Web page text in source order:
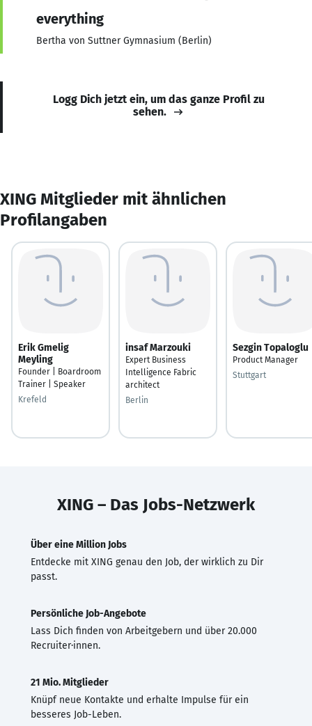
everything
Bertha von Suttner Gymnasium (Berlin)
Logg Dich jetzt ein, um das ganze Profil zu
sehen.
XING Mitglieder mit ähnlichen
Profilangaben
Erik Gmelig
Meyling
Founder | Boardroom
Trainer | Speaker
Krefeld
insaf Marzouki
Expert Business
Intelligence Fabric
architect
Berlin
Sezgin Topaloglu
Product Manager
Stuttgart
XING – Das Jobs-Netzwerk
Über eine Million Jobs
Entdecke mit XING genau den Job, der wirklich zu Dir
passt.
Persönliche Job-Angebote
Lass Dich finden von Arbeitgebern und über 20.000
Recruiter·innen.
21 Mio. Mitglieder
Knüpf neue Kontakte und erhalte Impulse für ein
besseres Job-Leben.